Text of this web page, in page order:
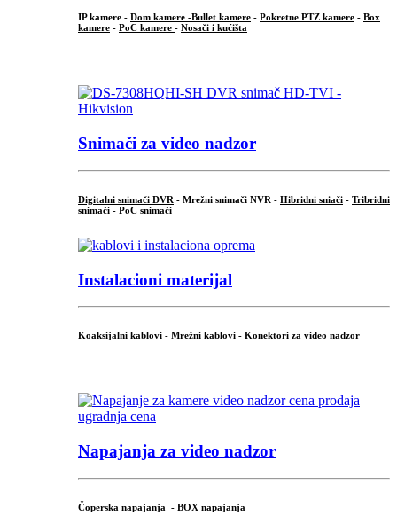
IP kamere - Dom kamere -Bullet kamere - Pokretne PTZ kamere - Box
kamere - PoC kamere - Nosači i kućišta
Snimači za video nadzor
Digitalni snimači DVR - Mrežni snimači NVR - Hibridni sniači - Tribridni
snimači - PoC snimači
Instalacioni materijal
Koaksijalni kablovi - Mrežni kablovi - Konektori za video nadzor
Napajanja za video nadzor
Čoperska napajanja - BOX napajanja